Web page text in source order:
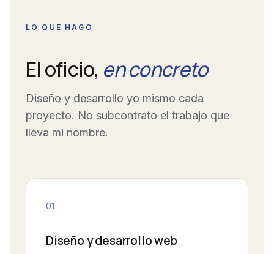
LO QUE HAGO
El oficio, en concreto
Diseño y desarrollo yo mismo cada
proyecto. No subcontrato el trabajo que
lleva mi nombre.
01
Diseño y desarrollo web